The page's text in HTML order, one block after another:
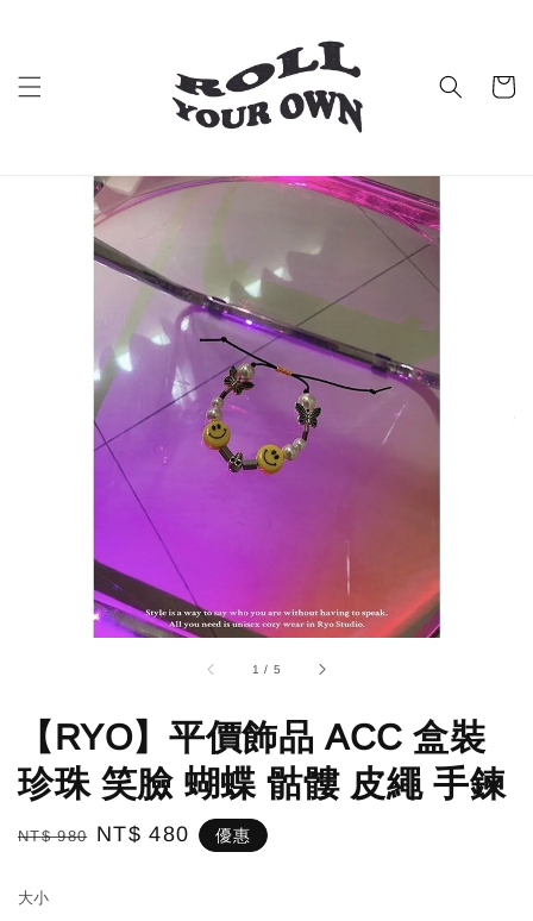
1 / 5
【RYO】平價飾品 ACC 盒裝
珍珠 笑臉 蝴蝶 骷髏 皮繩 手鍊
Regular
NT$ 980 Sale
NT$ 480 優惠
大小